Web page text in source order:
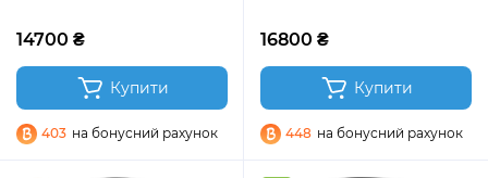
14700 ₴
Купити
403 на бонусний рахунок
16800 ₴
Купити
448 на бонусний рахунок